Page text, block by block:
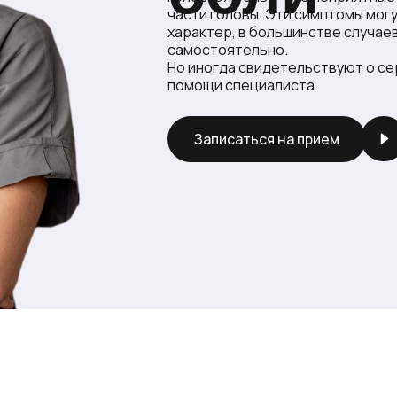
Записаться на прием
части головы. Эти симптомы
характер, в большинстве
самостоятельно.
Но иногда свидетельствуют о
помощи специалиста.